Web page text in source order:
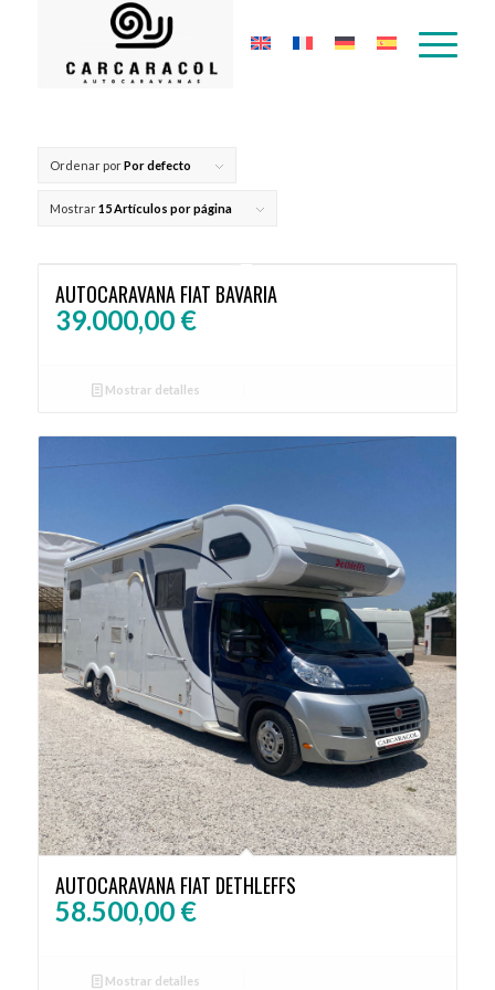
Ordenar porPor defecto
Mostrar15 Artículos por página
AUTOCARAVANA FIAT BAVARIA
39.000,00 €
Mostrar detalles
AUTOCARAVANA FIAT DETHLEFFS
58.500,00 €
Mostrar detalles